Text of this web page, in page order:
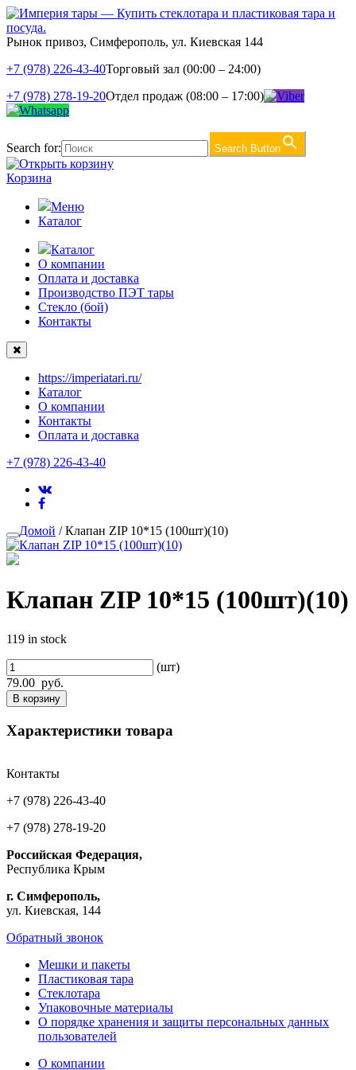
Рынок привоз, Симферополь, ул. Киевская 144
+7 (978) 226-43-40Торговый зал (00:00 – 24:00)
+7 (978) 278-19-20Отдел продаж (08:00 – 17:00)
Search for: Search Button
Корзина
Меню
Каталог
Каталог
О компании
Оплата и доставка
Производство ПЭТ тары
Стекло (бой)
Контакты
https://imperiatari.ru/
Каталог
О компании
Контакты
Оплата и доставка
+7 (978) 226-43-40
Домой / Клапан ZIP 10*15 (100шт)(10)
Клапан ZIP 10*15 (100шт)(10)
119 in stock
(шт)
79.00 руб.
В корзину
Характеристики товара
Контакты
+7 (978) 226-43-40
+7 (978) 278-19-20
Российская Федерация,
Республика Крым
г. Симферополь,
ул. Киевская, 144
Обратный звонок
Мешки и пакеты
Пластиковая тара
Стеклотара
Упаковочные материалы
О порядке хранения и защиты персональных данных
пользователей
О компании